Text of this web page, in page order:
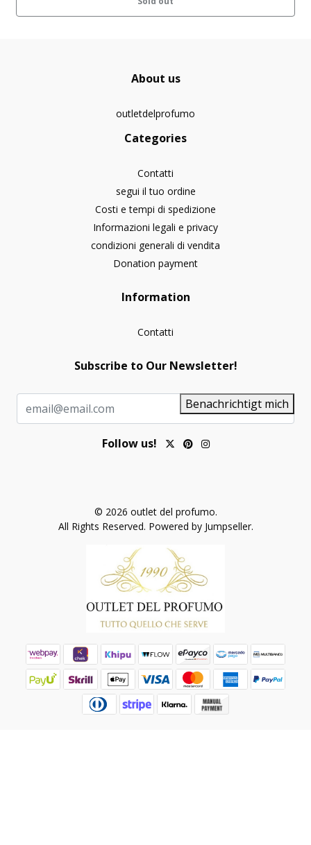
About us
outletdelprofumo
Categories
Contatti
segui il tuo ordine
Costi e tempi di spedizione
Informazioni legali e privacy
condizioni generali di vendita
Donation payment
Information
Contatti
Subscribe to Our Newsletter!
Benachrichtigt mich
Follow us!
© 2026 outlet del profumo.
All Rights Reserved. Powered by Jumpseller.